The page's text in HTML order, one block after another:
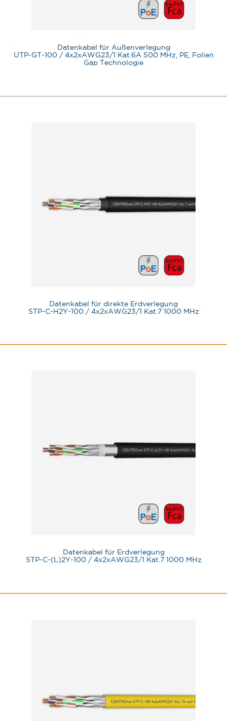
Datenkabel für Außenverlegung
UTP-GT-100 / 4x2xAWG23/1 Kat.6A 500 MHz, PE, Folien
Gap Technologie
Datenkabel für direkte Erdverlegung
STP-C-H2Y-100 / 4x2xAWG23/1 Kat.7 1000 MHz
Datenkabel für Erdverlegung
STP-C-(L)2Y-100 / 4x2xAWG23/1 Kat.7 1000 MHz